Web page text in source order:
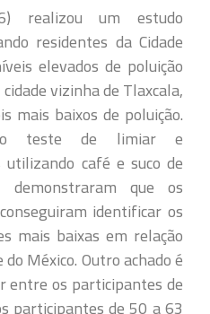
realizou um estudo
residentes da Cidade
elevados de poluição
vizinha de Tlaxcala,
mais baixos de poluição.
o teste de limiar e
utilizando café e suco de
demonstraram que os
identificar os
mais baixas em relação
México. Outro achado é
entre os participantes de